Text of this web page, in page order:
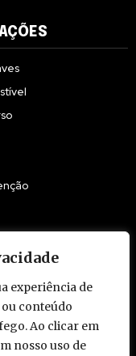
experiência de
conteúdo
Ao clicar em
nosso uso de
reservados. Brasil.